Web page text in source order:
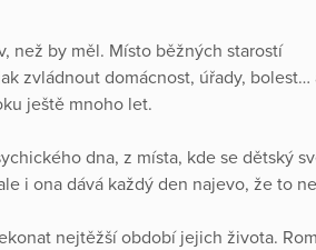
než by měl. Místo běžných starostí
zvládnout domácnost, úřady, bolest…
ještě mnoho let.
dna, z místa, kde se dětský
i ona dává každý den najevo, že to
nejtěžší období jejich života.